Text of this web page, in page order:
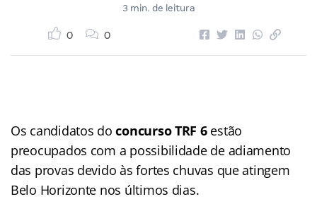
3 min. de leitura
0 0
Os candidatos doconcurso TRF 6estão
preocupados com a possibilidade de adiamento
das provas devido às fortes chuvas que atingem
Belo Horizonte nos últimos dias.